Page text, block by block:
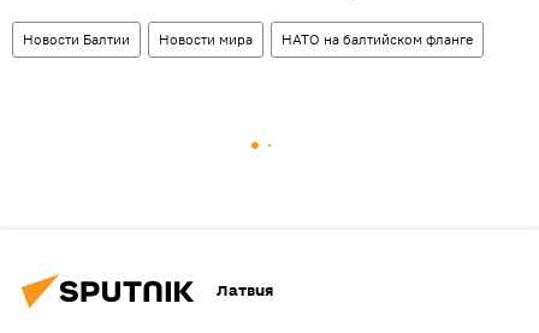
Новости Балтии Новости мира НАТО на балтийском фланге
Латвия